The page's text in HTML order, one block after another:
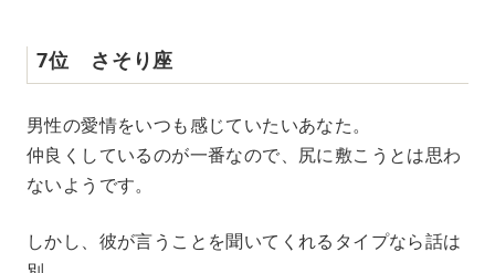
7位 さそり座
男性の愛情をいつも感じていたいあなた。
仲良くしているのが一番なので、尻に敷こうとは思わ
ないようです。
しかし、彼が言うことを聞いてくれるタイプなら話は